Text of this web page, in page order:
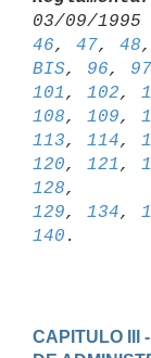
03/09/
46, 47, 48
BIS, 96, 97
101 , 102,
108, 109,
113, 114,
120, 121 ,
128
129, 134,
140
CAPITULO III